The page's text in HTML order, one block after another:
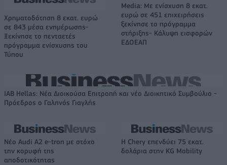
Χρηματοδότηση 8 εκατ. ευρώ
σε 843 μέσα ενημέρωσης-
Ξεκίνησε το πενταετές
πρόγραμμα ενίσχυσης του
Τύπου
Media: Με ενίσχυση 8 εκατ.
ευρώ σε 451 επιχειρήσεις
ξεκίνησε το πρόγραμμα
στήριξης- Κάλυψη εισφορών
ΕΔΟΕΑΠ
IAB Hellas: Νέα Διοικούσα Επιτροπή και νέο Διοικητικό Συμβούλιο -
Πρόεδρος ο Γαληνός Γιαγλής
Νέο Audi A2 e-tron με στόχο
την κορυφή της
αποδοτικότητας
Η Chery επενδύει 75 εκατ.
δολάρια στην KG Mobility